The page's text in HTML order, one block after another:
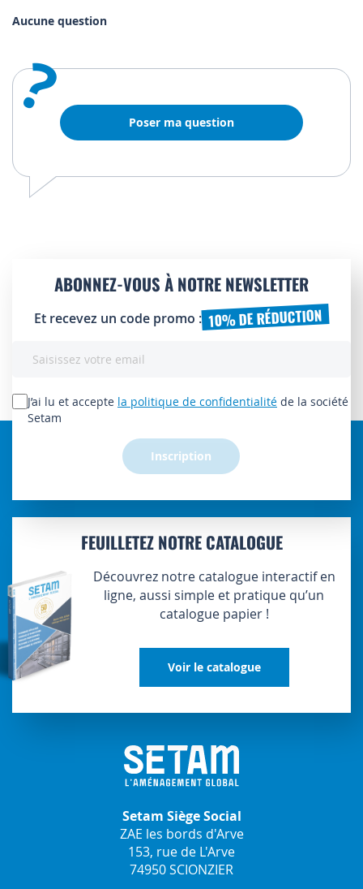
Aucune question
? Poser ma question
ABONNEZ-VOUS À NOTRE NEWSLETTER
Et recevez un code promo : 10% DE RÉDUCTION
lettre
d’information
J’ai lu et accepte la politique de confidentialité de la société
Setam
Inscription
FEUILLETEZ NOTRE CATALOGUE
Découvrez notre catalogue interactif en
ligne, aussi simple et pratique qu’un
catalogue papier !
Voir le catalogue
Setam Siège Social
ZAE les bords d'Arve
153, rue de L'Arve
74950 SCIONZIER